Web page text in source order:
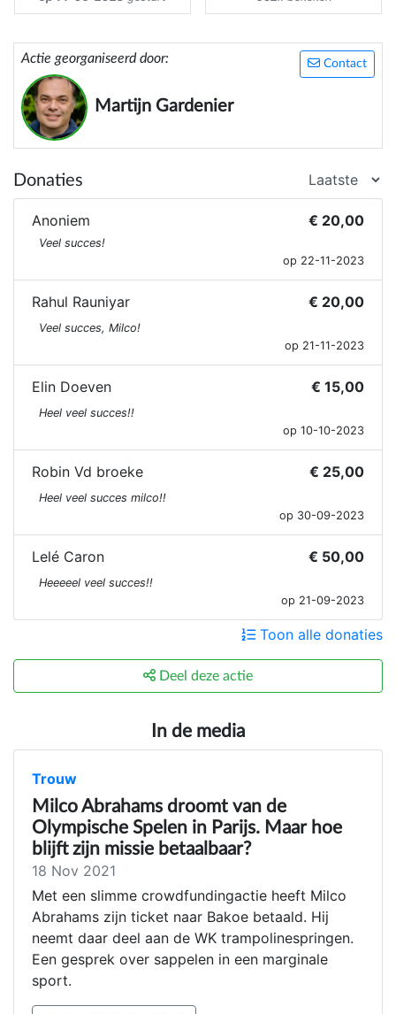
Contact
Actie georganiseerd door:
Martijn Gardenier
Donaties
Anoniem € 20,00
Veel succes!
op 22-11-2023
Rahul Rauniyar € 20,00
Veel succes, Milco!
op 21-11-2023
Elin Doeven € 15,00
Heel veel succes!!
op 10-10-2023
Robin Vd broeke € 25,00
Heel veel succes milco!!
op 30-09-2023
Lelé Caron € 50,00
Heeeeel veel succes!!
op 21-09-2023
Toon alle donaties
Deel deze actie
In de media
Trouw
Milco Abrahams droomt van de
Olympische Spelen in Parijs. Maar hoe
blijft zijn missie betaalbaar?
18 Nov 2021
Met een slimme crowdfundingactie heeft Milco
Abrahams zijn ticket naar Bakoe betaald. Hij
neemt daar deel aan de WK trampolinespringen.
Een gesprek over sappelen in een marginale
sport.